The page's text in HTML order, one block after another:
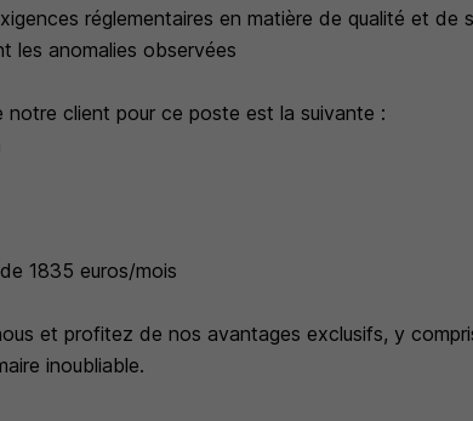
réglementaires en matière de qualité et de
les anomalies observées
notre client pour ce poste est la suivante :
1835 euros/mois
et profitez de nos avantages exclusifs, y
inoubliable.